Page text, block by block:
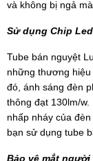
và không bị ngả
Sử dụng Chip
Tube bán nguyệt
những thương
đó, ánh sáng đèn
thông đạt 130lm/
nhấp nháy của
bạn sử dụng tube
Bảo vệ mắt